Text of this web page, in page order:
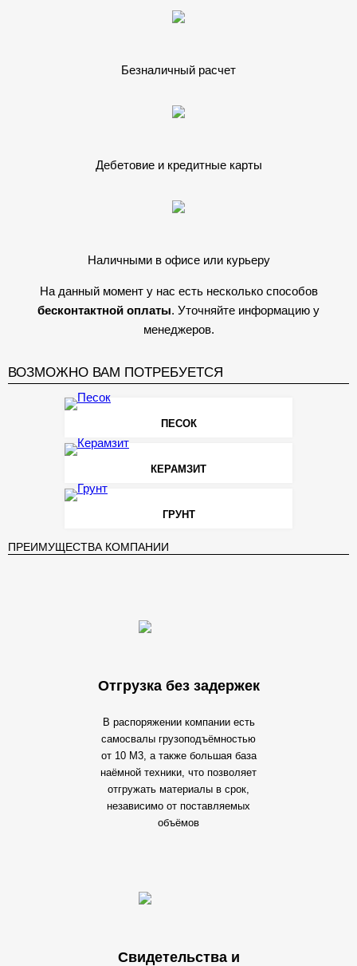
Безналичный расчет
Дебетовие и кредитные карты
Наличными в офисе или курьеру
На данный момент у нас есть несколько способов
бесконтактной оплаты. Уточняйте информацию у
менеджеров.
ВОЗМОЖНО ВАМ ПОТРЕБУЕТСЯ
ПЕСОК
КЕРАМЗИТ
ГРУНТ
ПРЕИМУЩЕСТВА КОМПАНИИ
Отгрузка без задержек
В распоряжении компании есть
самосвалы грузоподъёмностью
от 10 М3, а также большая база
наёмной техники, что позволяет
отгружать материалы в срок,
независимо от поставляемых
объёмов
Свидетельства и